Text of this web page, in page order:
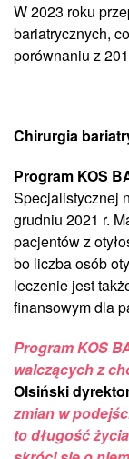
W 2023 roku
bariatrycznych,
porównaniu z
Chirurgia
Program KOS
Specjalistycznej
grudniu 2021 r.
pacjentów z
bo liczba osób
leczenie jest
finansowym dla
Program KOS
walczących z
Olsiński
zmian w
to długość